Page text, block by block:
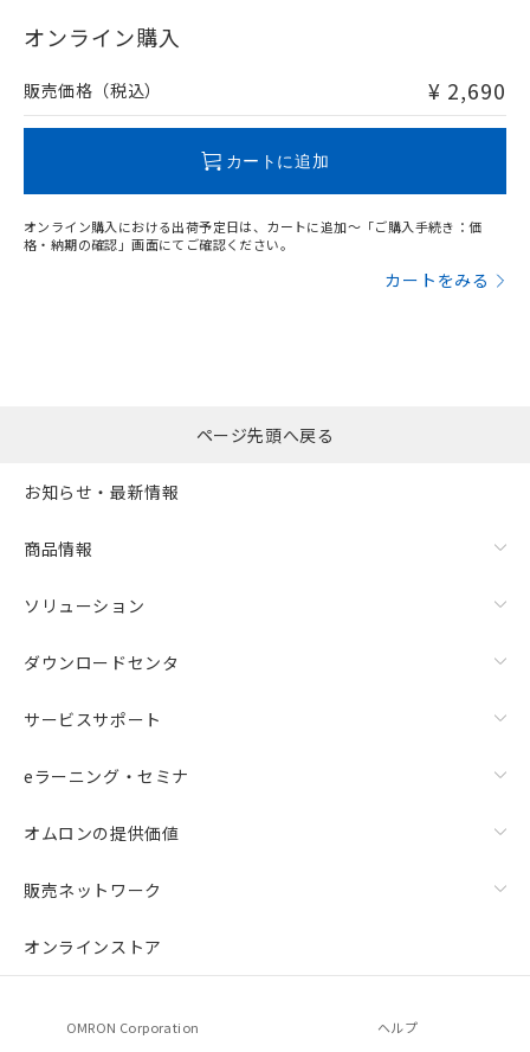
在庫等で未対応品が混在する可能性があります。
問い合わせください。
オンライン購入
販売価格（税込） ¥ 2,690
カートに追加
オンライン購入における出荷予定日は、カートに追加～「ご購入手続き：価
格・納期の確認」画面にてご確認ください。
カートをみる
ページ先頭へ戻る
お知らせ・最新情報
商品情報
ソリューション
ダウンロードセンタ
サービスサポート
eラーニング・セミナ
オムロンの提供価値
販売ネットワーク
オンラインストア
OMRON Corporation ヘルプ